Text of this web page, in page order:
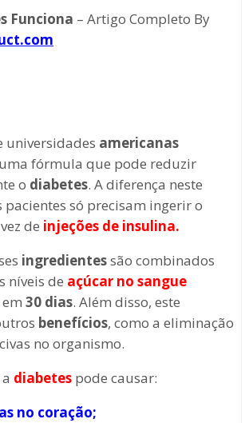
Funciona – Artigo Completo By
universidades americanas
fórmula que pode reduzir
o diabetes. A diferença neste
pacientes só precisam ingerir o
de injeções de insulina.
ingredientessão combinados
níveis de açúcar no sangue
30 dias. Além disso, este
benefícios, como a eliminação
no organismo.
diabetespode causar:
no coração;